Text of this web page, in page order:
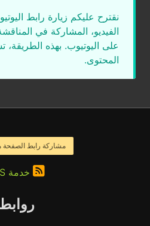
نقترح عليكم زيارة رابط
الفيديو، المشاركة في
على اليوتيوب. بهذه
المحتوى.
مشاركة رابط الصفحة
خدمة RSS